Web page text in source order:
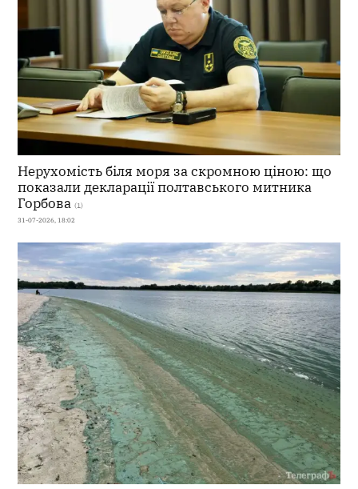
Нерухомість біля моря за скромною ціною: що
показали декларації полтавського митника
Горбова (1)
31-07-2026, 18:02